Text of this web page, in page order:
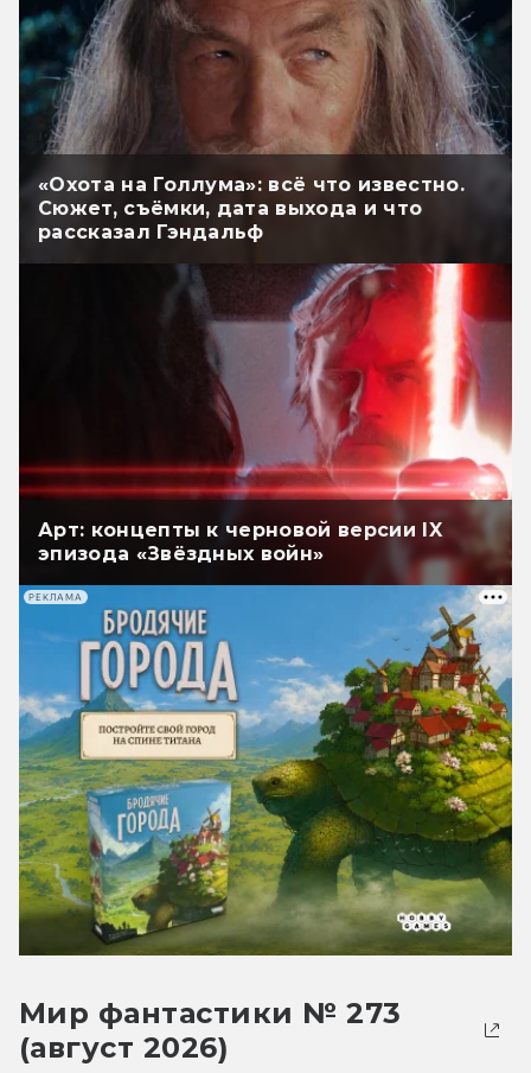
«Охота на Голлума»: всё что известно.
Сюжет, съёмки, дата выхода и что
рассказал Гэндальф
Арт: концепты к черновой версии IX
эпизода «Звёздных войн»
РЕКЛАМА
Мир фантастики № 273
(август 2026)